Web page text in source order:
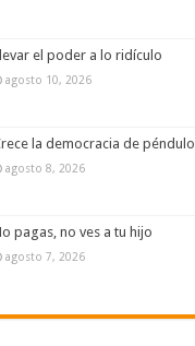
el poder a lo ridículo
agosto 10, 2026
la democracia de péndulo
agosto 8, 2026
pagas, no ves a tu hijo
agosto 7, 2026